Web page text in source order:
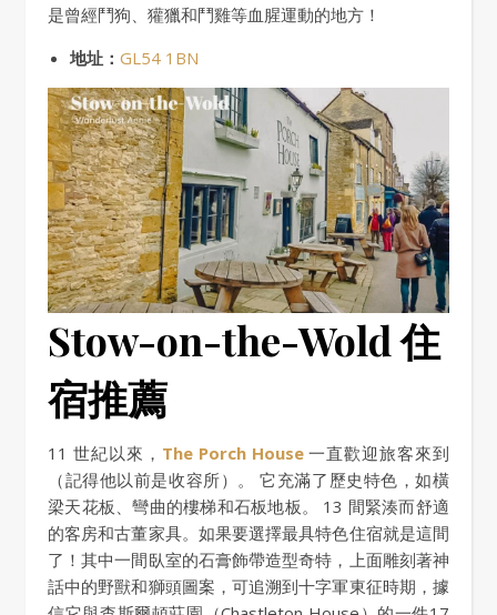
是曾經鬥狗、獾獵和鬥雞等血腥運動的地方！
地址： GL54 1BN
Stow-on-the-Wold 住
宿推薦
11 世紀以來， The Porch House一直歡迎旅客來到
（記得他以前是收容所）。 它充滿了歷史特色，如橫
梁天花板、彎曲的樓梯和石板地板。 13 間緊湊而舒適
的客房和古董家具。如果要選擇最具特色住宿就是這間
了！其中一間臥室的石膏飾帶造型奇特，上面雕刻著神
話中的野獸和獅頭圖案，可追溯到十字軍東征時期，據